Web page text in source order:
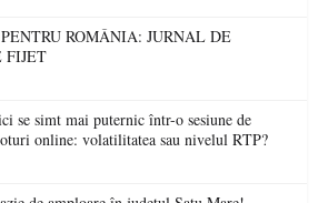
ROMÂNIA: JURNAL DE
FIJET
se simt mai puternic într-o sesiune de
online: volatilitatea sau nivelul RTP?